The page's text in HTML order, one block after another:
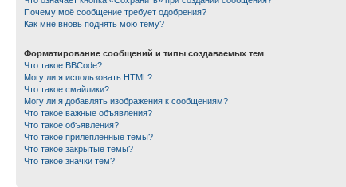
Почему моё сообщение требует одобрения?
Как мне вновь поднять мою тему?
Форматирование сообщений и типы создаваемых тем
Что такое BBCode?
Могу ли я использовать HTML?
Что такое смайлики?
Могу ли я добавлять изображения к сообщениям?
Что такое важные объявления?
Что такое объявления?
Что такое прилепленные темы?
Что такое закрытые темы?
Что такое значки тем?